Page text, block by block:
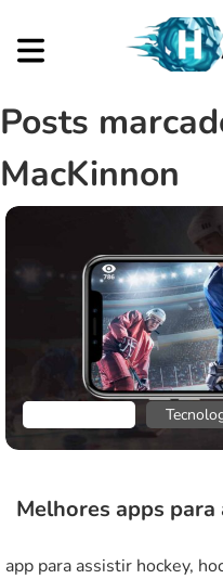
Posts
MacKinnon
Melhores apps para
app para assistir hockey,